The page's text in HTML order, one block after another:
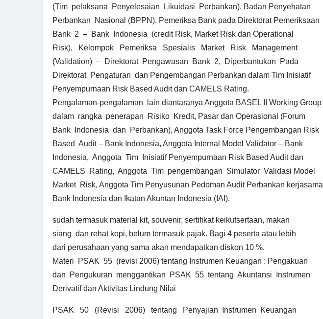
(Tim pelaksana Penyelesaian Likuidasi Perbankan), Badan Penyehatan
Perbankan Nasional (BPPN), Pemeriksa Bank pada Direktorat Pemeriksaan
Bank 2 – Bank Indonesia (credit Risk, Market Risk dan Operational
Risk), Kelompok Pemeriksa Spesialis Market Risk Management
(Validation) – Direktorat Pengawasan Bank 2, Diperbantukan Pada
Direktorat Pengaturan dan Pengembangan Perbankan dalam Tim Inisiatif
Penyempurnaan Risk Based Audit dan CAMELS Rating.
Pengalaman-pengalaman lain diantaranya Anggota BASEL II Working Group
dalam rangka penerapan Risiko Kredit, Pasar dan Operasional (Forum
Bank Indonesia dan Perbankan), Anggota Task Force Pengembangan Risk
Based Audit – Bank Indonesia, Anggota Internal Model Validator – Bank
Indonesia, Anggota Tim Inisiatif Penyempurnaan Risk Based Audit dan
CAMELS Rating, Anggota Tim pengembangan Simulator Validasi Model
Market Risk, Anggota Tim Penyusunan Pedoman Audit Perbankan kerjasama
Bank Indonesia dan Ikatan Akuntan Indonesia (IAI).
sudah termasuk material kit, souvenir, sertifikat keikutsertaan, makan
siang dan rehat kopi, belum termasuk pajak. Bagi 4 peserta atau lebih
dari perusahaan yang sama akan mendapatkan diskon 10 %.
Materi PSAK 55 (revisi 2006) tentang Instrumen Keuangan : Pengakuan
dan Pengukuran menggantikan PSAK 55 tentang Akuntansi Instrumen
Derivatif dan Aktivitas Lindung Nilai
PSAK 50 (Revisi 2006) tentang Penyajian Instrumen Keuangan